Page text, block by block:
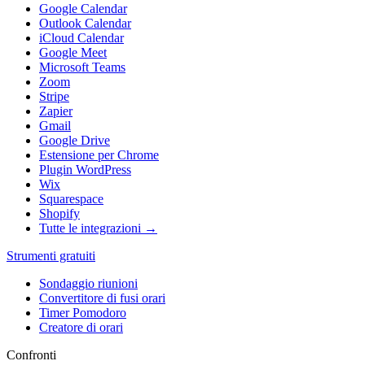
Google Calendar
Outlook Calendar
iCloud Calendar
Google Meet
Microsoft Teams
Zoom
Stripe
Zapier
Gmail
Google Drive
Estensione per Chrome
Plugin WordPress
Wix
Squarespace
Shopify
Tutte le integrazioni →
Strumenti gratuiti
Sondaggio riunioni
Convertitore di fusi orari
Timer Pomodoro
Creatore di orari
Confronti